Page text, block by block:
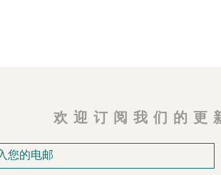
欢迎订阅我们的更